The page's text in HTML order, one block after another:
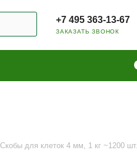
+7 495 363-13-67
ЗАКАЗАТЬ ЗВОНОК
Скобы для клеток 4 мм, 1 кг ~1200 шт.